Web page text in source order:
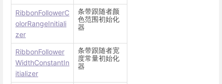
RibbonFollowerC
olorRangeInitiali
zer
条带跟随者颜
色范围初始化
器
RibbonFollower
WidthConstantIn
itializer
条带跟随者宽
度常量初始化
器